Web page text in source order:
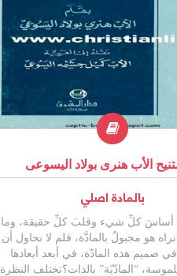
الأب هنرى بولاد اليسوعى
بالمادة اصلي
أساسَ كلِّ شيء وقلبَ كلِّ حقيقة، وما
هو مجبولٌ بالمادَّة، فلم لا نحاول أن
في صميم هذه المادّة، في أبعد أبعادها
“المادّيّة” بالذات؟تختلف النظرة